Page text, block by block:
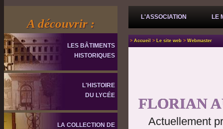
A découvrir :
LES BÂTIMENTS
HISTORIQUES
L'HISTOIRE
DU LYCÉE
LA COLLECTION DE
L'ASSOCIATION LE
> Accueil > Le site web > Webmaster
FLORIAN
Actuellement